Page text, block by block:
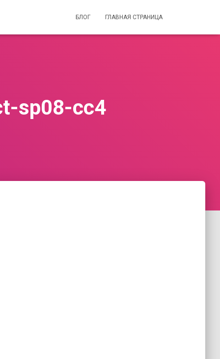
БЛОГ ГЛАВНАЯ СТРАНИЦА
sp08-cc4